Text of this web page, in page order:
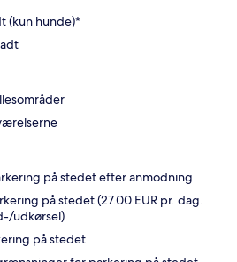
(kun hunde)*
på stedet efter anmodning
på stedet (27.00 EUR pr. dag.
udkørsel)
på stedet